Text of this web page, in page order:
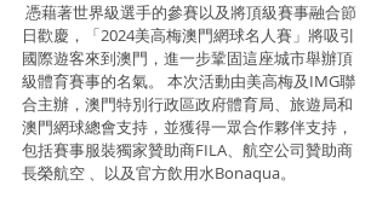
憑藉著世界級選手的參賽以及將頂級賽事融合節
日歡慶，「2024美高梅澳門網球名人賽」將吸引
國際遊客來到澳門，進一步鞏固這座城市舉辦頂
級體育賽事的名氣。 本次活動由美高梅及IMG聯
合主辦，澳門特別行政區政府體育局、旅遊局和
澳門網球總會支持，並獲得一眾合作夥伴支持，
包括賽事服裝獨家贊助商FILA、航空公司贊助商
長榮航空 、以及官方飲用水Bonaqua。